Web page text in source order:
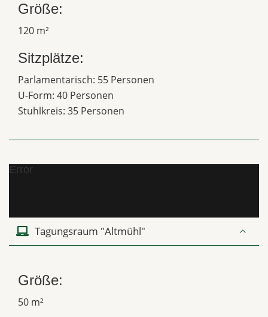
Größe:
120 m²
Sitzplätze:
Parlamentarisch: 55 Personen
U-Form: 40 Personen
Stuhlkreis: 35 Personen
Error
Tagungsraum "Altmühl"
Größe:
50 m²